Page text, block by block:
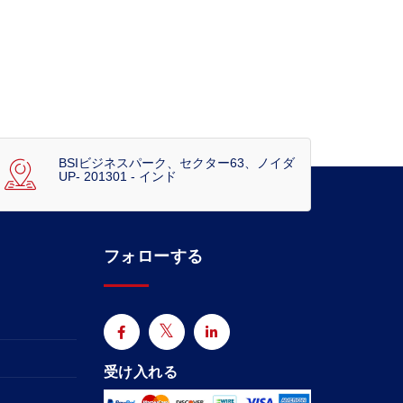
BSIビジネスパーク、セクター63、ノイダ
UP- 201301 - インド
フォローする
受け入れる